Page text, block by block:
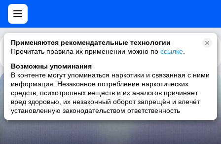
Применяются рекомендательные технологии
Прочитать правила их применении можно по ссылке
Возможны упоминания
В контенте могут упоминаться наркотики и связанная с ними
информация. Незаконное потребление наркотических
средств, психотропных веществ и их аналогов причиняет
вред здоровью, их незаконный оборот запрещён и влечёт
установленную законодательством ответственность
Каталог Рекомендации
Lake of the Ozarks
Cusco